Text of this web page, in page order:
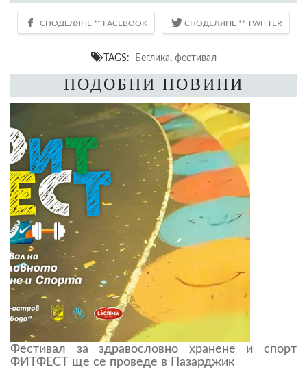
TAGS: Беглика, фестивал
ПОДОБНИ НОВИНИ
Фестивал за здравословно хранене и спорт
ФИТФЕСТ ще се проведе в Пазарджик